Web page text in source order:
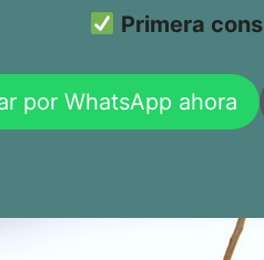
Primera
por WhatsApp ahora